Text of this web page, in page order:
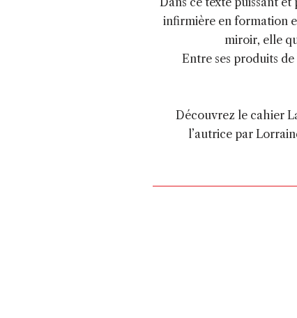
infirmière en formation
miroir, elle
Entre ses produits
Découvrez le cahier
l’autrice par